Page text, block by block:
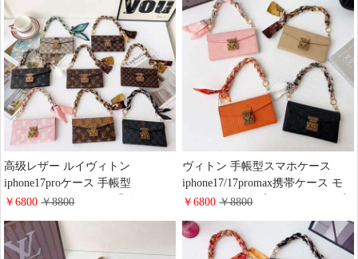
ス ハイブランド 携帯ポーチ 縦型
スマホバッグ レザー調 かわいい
風 ハイブランド galaxy s26/s25+ケ
ース 手帳型 大人 女子 おしゃれ
高级レザー ルイヴィトン
iphone17proケース 手帳型
iphone17air/17eケース 手首チェー
iphone16/15promaxケース バッグ
風 財布付き ハイブランド galaxy
￥6800￥8800
ヴィトン 手帳型スマホケース
iphone17/17promax携帯ケース モ
ノグラム･アンプラント レザー 高
PROケース 財布型 落下防止 チェ
ーン付き ハイブランド GALAXY
￥6800￥8800